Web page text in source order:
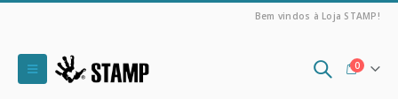
Bem vindos à Loja STAMP!
0